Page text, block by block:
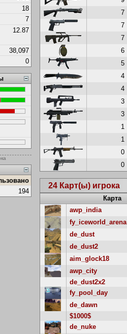
18
7
12.87
38,097
0
194
7
7
7
6
5
4
4
3
3
1
1
0
0
24 Карт(ы) игрока
Карта
awp_india
fy_iceworld_arena
de_dust
de_dust2
aim_glock18
awp_city
de_dust2x2
fy_pool_day
de_dawn
$1000$
de_nuke